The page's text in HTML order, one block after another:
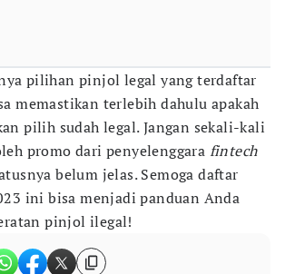
pilihan pinjol legal yang terdaftar
memastikan terlebih dahulu apakah
pilih sudah legal. Jangan sekali-kali
promo dari penyelenggara fintech
belum jelas. Semoga daftar
ini bisa menjadi panduan Anda
pinjol ilegal!